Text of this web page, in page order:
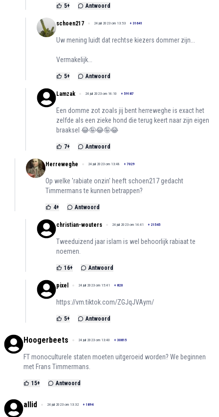
5+ Antwoord
schoen217 24 juli 2023 om 13:53 + 31641
Uw mening luidt dat rechtse kiezers dommer zijn...
Vermakelijk...
5+ Antwoord
Lamzak 24 juli 2023 om 16:10 + 59187
Een domme zot zoals jij bent herreweghe is exact het
zelfde als een zieke hond die terug keert naar zijn eigen
braaksel 😂🤪😂🤪😂
7+ Antwoord
Herreweghe 24 juli 2023 om 13:48 + 7029
Op welke 'rabiate onzin' heeft schoen217 gedacht
Timmermans te kunnen betrappen?
4+ Antwoord
christian-wouters 24 juli 2023 om 14:41 + 21545
Tweeduizend jaar islam is wel behoorlijk rabiaat te
noemen.
16+ Antwoord
pixel 24 juli 2023 om 15:41 + 820
https://vm.tiktok.com/ZGJqJVAym/
5+ Antwoord
Hoogerbeets 24 juli 2023 om 13:40 + 30815
FT monoculturele staten moeten uitgeroeid worden? We beginnen
met Frans Timmermans.
15+ Antwoord
allid 24 juli 2023 om 13:32 + 1894